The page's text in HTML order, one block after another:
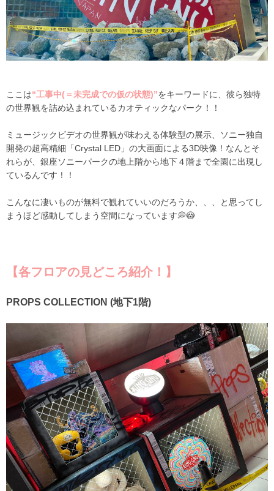
ここは“工事中(＝未完成での仮の状態)”をキーワードに、彼ら独特
の世界観を詰め込まれているカオティックなパーク！！
ミュージックビデオの世界観が味わえる体験型の展示、ソニー独自
開発の超高精細「Crystal LED」の大画面による3D映像！なんとそ
れらが、銀座ソニーパークの地上階から地下４階まで全園に出現し
ているんです！！
こんなに凄いものが無料で観れていいのだろうか、、、と思ってし
まうほど感動してしまう空間になっています💭😳
【各フロアの見どころ紹介！】
PROPS COLLECTION (地下1階)